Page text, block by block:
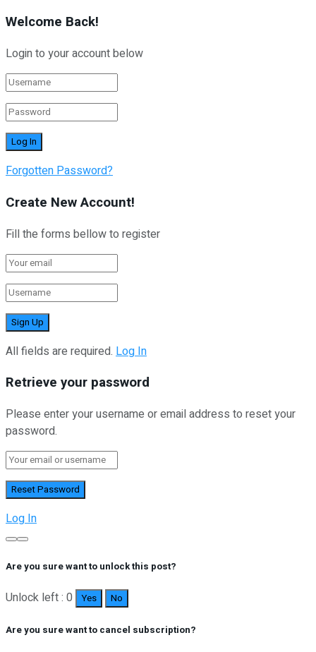
Welcome Back!
Login to your account below
Forgotten Password?
Create New Account!
Fill the forms bellow to register
All fields are required. Log In
Retrieve your password
Please enter your username or email address to reset your
password.
Log In
Are you sure want to unlock this post?
Unlock left : 0 Yes No
Are you sure want to cancel subscription?